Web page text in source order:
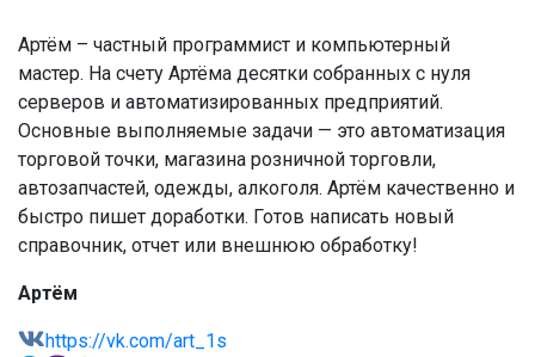
Артём – частный программист и компьютерный
мастер. На счету Артёма десятки собранных с нуля
серверов и автоматизированных предприятий.
Основные выполняемые задачи — это автоматизация
торговой точки, магазина розничной торговли,
автозапчастей, одежды, алкоголя. Артём качественно и
быстро пишет доработки. Готов написать новый
справочник, отчет или внешнюю обработку!
Артём
https://vk.com/art_1s